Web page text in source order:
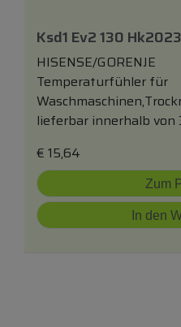
Ksd1 Ev2 130
HISENSE/GORENJE
Temperaturfühler für
lieferbar innerhalb von
€ 15,64
Zum
In den